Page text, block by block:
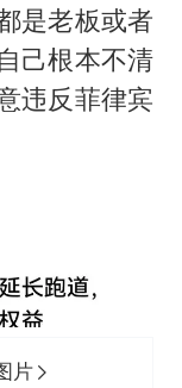
是老板或者
己根本不清
违反菲律宾
片